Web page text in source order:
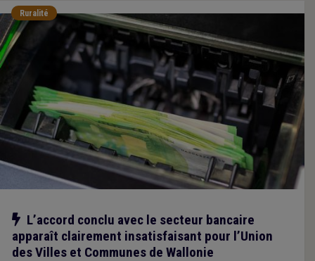
Ruralité
Notre action
L’accord conclu avec le secteur bancaire
apparaît clairement insatisfaisant pour l’Union
des Villes et Communes de Wallonie